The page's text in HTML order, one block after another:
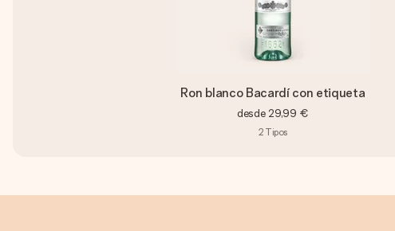
Ron blanco Bacardí con etiqueta
desde 29,99 €
2 Tipos